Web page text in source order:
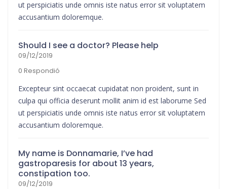
ut perspiciatis unde omnis iste natus error sit voluptatem
accusantium doloremque.
Should I see a doctor? Please help
09/12/2019
0 Respondió
Excepteur sint occaecat cupidatat non proident, sunt in
culpa qui officia deserunt mollit anim id est laborume Sed
ut perspiciatis unde omnis iste natus error sit voluptatem
accusantium doloremque.
My name is Donnamarie, I’ve had
gastroparesis for about 13 years,
constipation too.
09/12/2019